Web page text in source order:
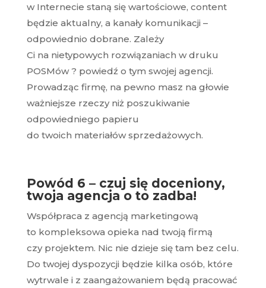
w Internecie staną się wartościowe, content
będzie aktualny, a kanały komunikacji –
odpowiednio dobrane. Zależy
Ci na nietypowych rozwiązaniach w druku
POSMów ? powiedź o tym swojej agencji.
Prowadząc firmę, na pewno masz na głowie
ważniejsze rzeczy niż poszukiwanie
odpowiedniego papieru
do twoich materiałów sprzedażowych.
Powód 6 – czuj się doceniony,
twoja agencja o to zadba!
Współpraca z agencją marketingową
to kompleksowa opieka nad twoją firmą
czy projektem. Nic nie dzieje się tam bez celu.
Do twojej dyspozycji będzie kilka osób, które
wytrwale i z zaangażowaniem będą pracować